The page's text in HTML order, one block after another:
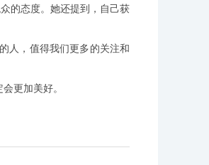
的态度。她还提到，自己获
人，值得我们更多的关注和
更加美好。